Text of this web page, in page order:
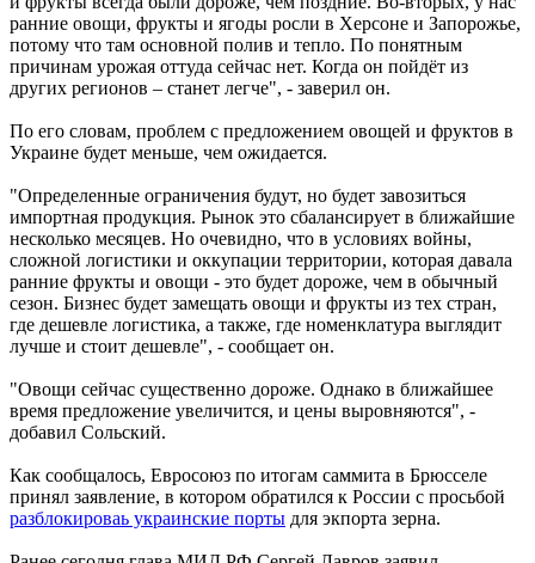
ранние овощи, фрукты и ягоды росли в Херсоне и Запорожье,
потому что там основной полив и тепло. По понятным
причинам урожая оттуда сейчас нет. Когда он пойдёт из
других регионов – станет легче", - заверил он.
По его словам, проблем с предложением овощей и фруктов в
Украине будет меньше, чем ожидается.
"Определенные ограничения будут, но будет завозиться
импортная продукция. Рынок это сбалансирует в ближайшие
несколько месяцев. Но очевидно, что в условиях войны,
сложной логистики и оккупации территории, которая давала
ранние фрукты и овощи - это будет дороже, чем в обычный
сезон. Бизнес будет замещать овощи и фрукты из тех стран,
где дешевле логистика, а также, где номенклатура выглядит
лучше и стоит дешевле", - сообщает он.
"Овощи сейчас существенно дороже. Однако в ближайшее
время предложение увеличится, и цены выровняются", -
добавил Сольский.
Как сообщалось, Евросоюз по итогам саммита в Брюсселе
принял заявление, в котором обратился к России с просьбой
разблокироваь украинские порты для экпорта зерна.